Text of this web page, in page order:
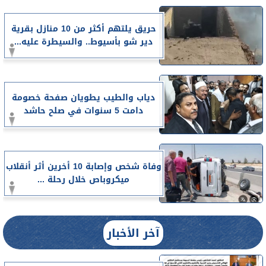
حريق يلتهم أكثر من 10 منازل بقرية
دير شو بأسيوط.. والسيطرة عليه...
دياب والطيب يطويان صفحة خصومة
دامت 5 سنوات في صلح حاشد
وفاة شخص وإصابة 10 أخرين أثر أنقلاب
ميكروباص خلال رحلة ...
آخر الأخبار